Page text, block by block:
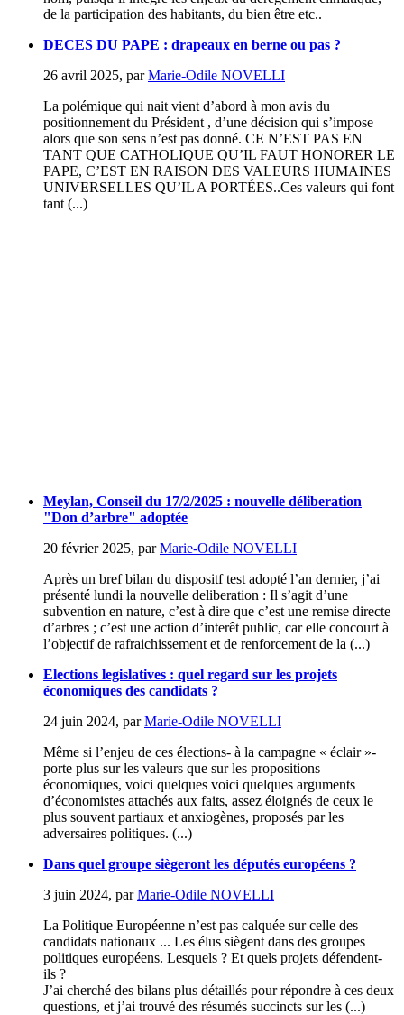
de la participation des habitants, du bien être etc..
DECES DU PAPE : drapeaux en berne ou pas ?
26 avril 2025, parMarie-Odile NOVELLI
La polémique qui nait vient d’abord à mon avis du
positionnement du Président , d’une décision qui s’impose
alors que son sens n’est pas donné. CE N’EST PAS EN
TANT QUE CATHOLIQUE QU’IL FAUT HONORER LE
PAPE, C’EST EN RAISON DES VALEURS HUMAINES
UNIVERSELLES QU’IL A PORTÉES..Ces valeurs qui font
tant (...)
Meylan, Conseil du 17/2/2025 : nouvelle déliberation
"Don d’arbre" adoptée
20 février 2025, parMarie-Odile NOVELLI
Après un bref bilan du dispositf test adopté l’an dernier, j’ai
présenté lundi la nouvelle deliberation : Il s’agit d’une
subvention en nature, c’est à dire que c’est une remise directe
d’arbres ; c’est une action d’interêt public, car elle concourt à
l’objectif de rafraichissement et de renforcement de la (...)
Elections legislatives : quel regard sur les projets
économiques des candidats ?
24 juin 2024, parMarie-Odile NOVELLI
Même si l’enjeu de ces élections- à la campagne « éclair »-
porte plus sur les valeurs que sur les propositions
économiques, voici quelques voici quelques arguments
d’économistes attachés aux faits, assez éloignés de ceux le
plus souvent partiaux et anxiogènes, proposés par les
adversaires politiques. (...)
Dans quel groupe siègeront les députés européens ?
3 juin 2024, parMarie-Odile NOVELLI
La Politique Européenne n’est pas calquée sur celle des
candidats nationaux ... Les élus siègent dans des groupes
politiques européens. Lesquels ? Et quels projets défendent-
ils ?
J’ai cherché des bilans plus détaillés pour répondre à ces deux
questions, et j’ai trouvé des résumés succincts sur les (...)